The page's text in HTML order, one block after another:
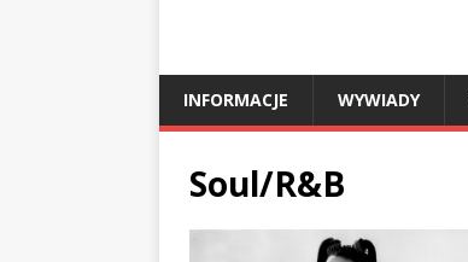
INFORMACJE WYWIADY
Soul/R&B